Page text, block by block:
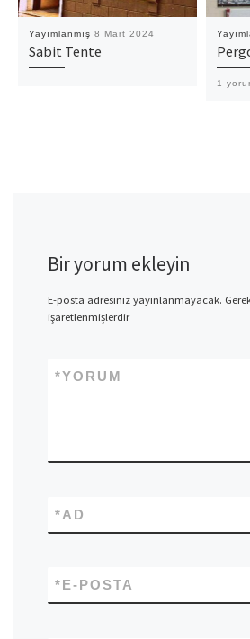
Yayımlanmış 8 Mart 2024
Sabit Tente
1
Bir yorum ekleyin
E-posta adresiniz yayınlanmayacak.
işaretlenmişlerdir
YORUM
*
AD
*
E-POSTA
*